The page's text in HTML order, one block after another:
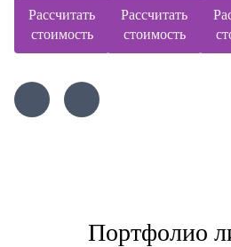
Рассчитать
стоимость
Рассчитать
стоимость
Портфолио